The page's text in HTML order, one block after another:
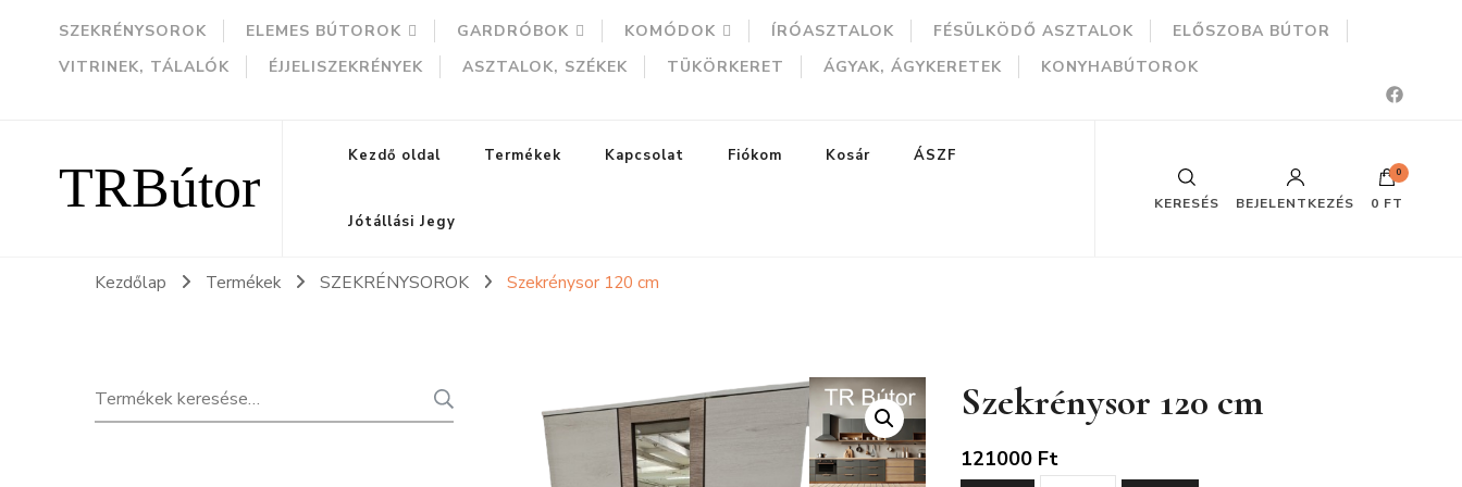
SZEKRÉNYSOROK ELEMES BÚTOROK GARDRÓBOK KOMÓDOK ÍRÓASZTALOK FÉSÜLKÖDŐ ASZTALOK
ELŐSZOBA BÚTOR
VITRINEK, TÁLALÓK
ÉJJELISZEKRÉNYEK ASZTALOK, SZÉKEK TÜKÖRKERET ÁGYAK, ÁGYKERETEK KONYHABÚTOROK
TRBútor Kezdő oldal Termékek Kapcsolat Fiókom Kosár ÁSZF
Jótállási Jegy
KERESÉS BEJELENTKEZÉS
0
0 FT
Kezdőlap Termékek SZEKRÉNYSOROK Szekrénysor 120 cm
Szekrénysor 120 cm
121000 Ft
Keresés
a